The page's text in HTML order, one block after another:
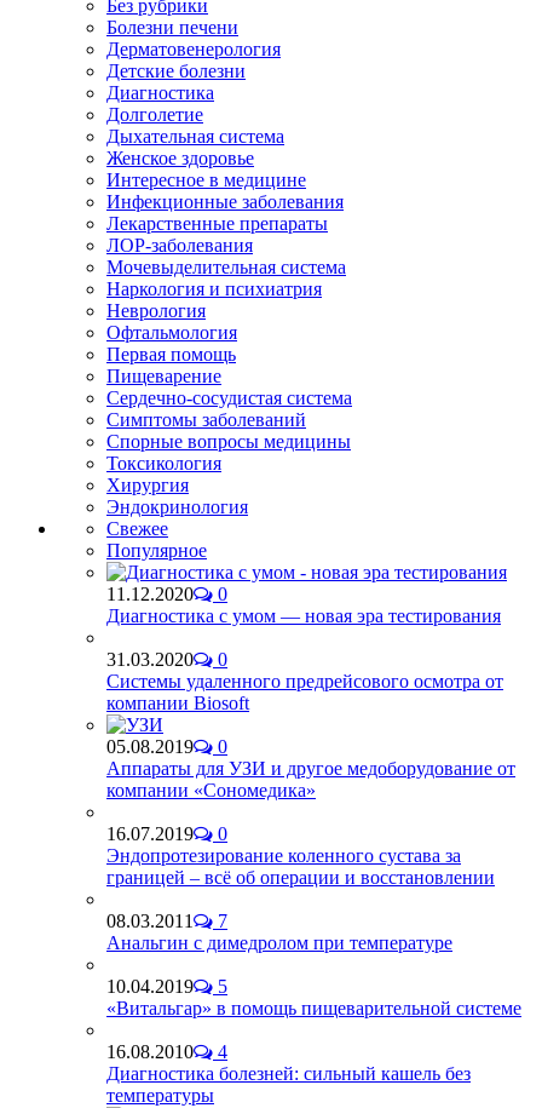
Без рубрики
Болезни печени
Дерматовенерология
Детские болезни
Диагностика
Долголетие
Дыхательная система
Женское здоровье
Интересное в медицине
Инфекционные заболевания
Лекарственные препараты
ЛОР-заболевания
Мочевыделительная система
Наркология и психиатрия
Неврология
Офтальмология
Первая помощь
Пищеварение
Сердечно-сосудистая система
Симптомы заболеваний
Спорные вопросы медицины
Токсикология
Хирургия
Эндокринология
Свежее
Популярное
11.12.2020
0
Диагностика с умом — новая эра тестирования
31.03.2020
0
Системы удаленного предрейсового осмотра от
компании Biosoft
05.08.2019
0
Аппараты для УЗИ и другое медоборудование от
компании «Сономедика»
16.07.2019
0
Эндопротезирование коленного сустава за
границей – всё об операции и восстановлении
08.03.2011
7
Анальгин с димедролом при температуре
10.04.2019
5
«Витальгар» в помощь пищеварительной системе
16.08.2010
4
Диагностика болезней: сильный кашель без
температуры